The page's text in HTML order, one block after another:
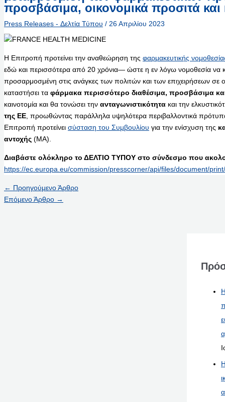
προσβάσιμα, οικονομικά προσιτά
Press Releases - Δελτία Τύπου / 26 Απριλίου 2023
Η Επιτροπή προτείνει την αναθεώρηση της φαρμακευτικής
εδώ και περισσότερα από 20 χρόνια— ώστε η εν λόγω νομοθεσία να
προσαρμοσμένη στις ανάγκες των πολιτών και των επιχειρήσεων
καταστήσει τα φάρμακα περισσότερο διαθέσιμα, προσβάσιμα
καινοτομία και θα τονώσει την ανταγωνιστικότητα και την
της ΕΕ , προωθώντας παράλληλα υψηλότερα περιβαλλοντικά
Επιτροπή προτείνει σύσταση του Συμβουλίου για την ενίσχυση της
αντοχής (ΜΑ).
Διαβάστε ολόκληρο το ΔΕΛΤΙΟ ΤΥΠΟΥ στο σύνδεσμο που
https://ec.europa.eu/commission/presscorner/api/files/document/
← Προηγούμενο Άρθρο
Επόμενο Άρθρο →